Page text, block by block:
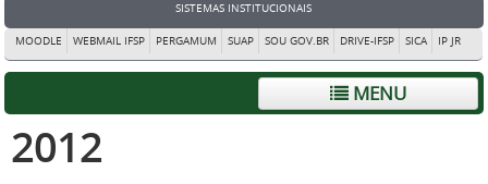
SISTEMAS INSTITUCIONAIS
MOODLE WEBMAIL IFSP PERGAMUM SUAP SOU GOV.BR DRIVE-IFSP SICA IP JR
MENU
2012